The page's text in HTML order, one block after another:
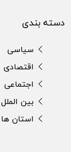
دسته بندی
سیاسی
اقتصادی
اجتماعی
بین الملل
استان ها